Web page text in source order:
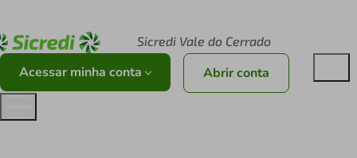
Sicredi Vale do Cerrado
Acessar minha conta Abrir conta